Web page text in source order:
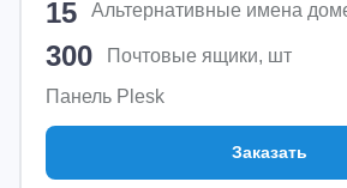
15 Альтернативные имена
300
Почтовые ящики, шт
Панель Plesk
Заказать